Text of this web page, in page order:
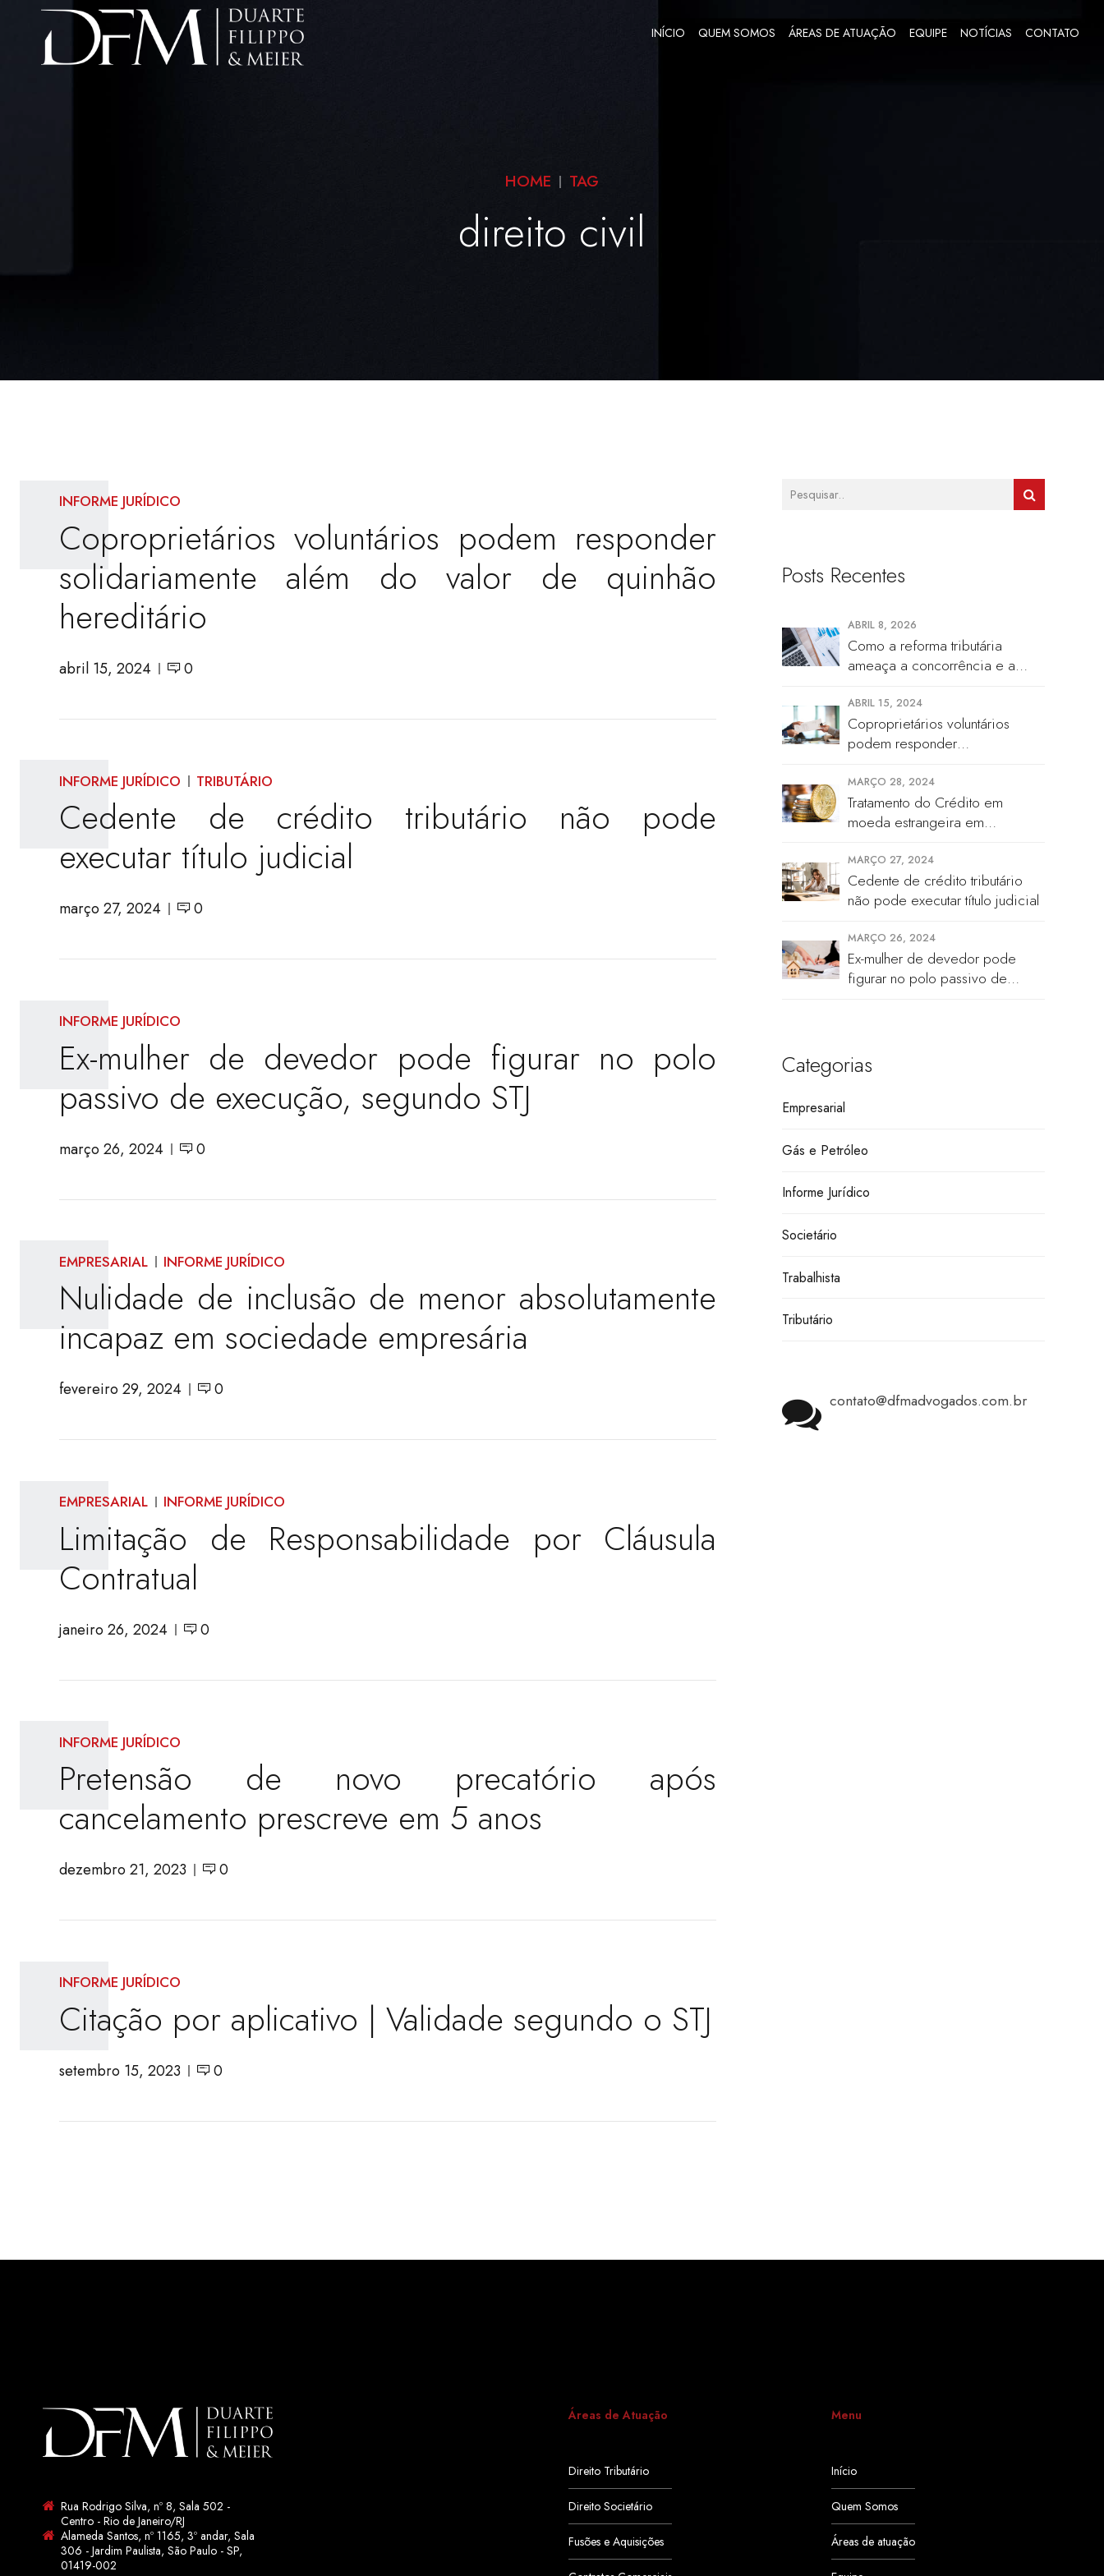
INÍCIO QUEM SOMOS ÁREAS DE ATUAÇÃO EQUIPE NOTÍCIAS CONTATO
HOME TAG
direito civil
INFORME JURÍDICO
Coproprietários voluntários podem responder
solidariamente além do valor de quinhão
hereditário
abril 15, 2024 0
INFORME JURÍDICO TRIBUTÁRIO
Cedente de crédito tributário não pode
executar título judicial
março 27, 2024 0
INFORME JURÍDICO
Ex-mulher de devedor pode figurar no polo
passivo de execução, segundo STJ
março 26, 2024 0
EMPRESARIAL INFORME JURÍDICO
Nulidade de inclusão de menor absolutamente
incapaz em sociedade empresária
fevereiro 29, 2024 0
EMPRESARIAL INFORME JURÍDICO
Limitação de Responsabilidade por Cláusula
Contratual
janeiro 26, 2024 0
INFORME JURÍDICO
Pretensão de novo precatório após
cancelamento prescreve em 5 anos
dezembro 21, 2023 0
INFORME JURÍDICO
Citação por aplicativo | Validade segundo o STJ
setembro 15, 2023 0
Posts Recentes
ABRIL 8, 2026
Como a reforma tributária
ameaça a concorrência e a
ABRIL 15, 2024
Coproprietários voluntários
podem responder
quinhão hereditário
MARÇO 28, 2024
Tratamento do Crédito em
moeda estrangeira em
MARÇO 27, 2024
Cedente de crédito tributário
não pode executar título judicial
MARÇO 26, 2024
Ex-mulher de devedor pode
figurar no polo passivo de
Categorias
Empresarial
Gás e Petróleo
Informe Jurídico
Societário
Trabalhista
Tributário
contato@dfmadvogados.com.br
Rua Rodrigo Silva, nº 8, Sala 502 -
Centro - Rio de Janeiro/RJ
Alameda Santos, nº 1165, 3º andar, Sala
306 - Jardim Paulista, São Paulo - SP,
01419-002
Áreas de Atuação
Direito Tributário
Direito Societário
Fusões e Aquisições
Menu
Início
Quem Somos
Áreas de atuação